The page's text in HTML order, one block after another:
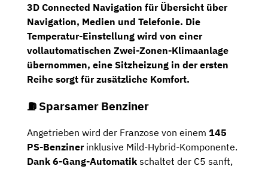
3D Connected Navigation für Übersicht über
Navigation, Medien und Telefonie. Die
Temperatur-Einstellung wird von einer
vollautomatischen Zwei-Zonen-Klimaanlage
übernommen, eine Sitzheizung in der ersten
Reihe sorgt für zusätzliche Komfort.
⛽️ Sparsamer Benziner
Angetrieben wird der Franzose von einem 145
PS-Benziner inklusive Mild-Hybrid-Komponente.
Dank 6-Gang-Automatik schaltet der C5 sanft,